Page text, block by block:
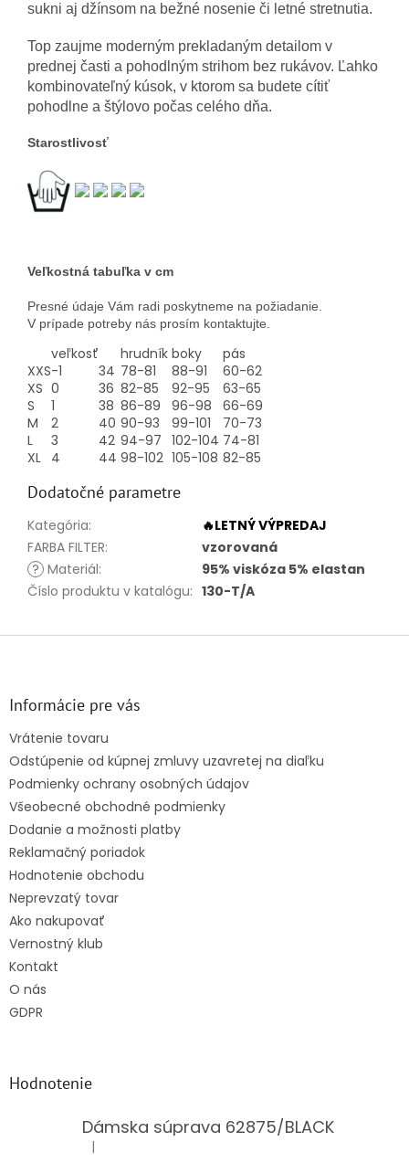
sukni aj džínsom na bežné nosenie či letné stretnutia.
Top zaujme moderným prekladaným detailom v
prednej časti a pohodlným strihom bez rukávov. Ľahko
kombinovateľný kúsok, v ktorom sa budete cítiť
pohodlne a štýlovo počas celého dňa.
Starostlivosť
Veľkostná tabuľka v cm
Presné údaje Vám radi poskytneme na požiadanie.
V prípade potreby nás prosím kontaktujte.
veľkosť hrudník boky
pás
XXS-1 34 78-81 88-91
60-62
XS 0 36 82-85 92-95
63-65
S
1 38 86-89 96-98
66-69
M
2 40 90-93 99-101
70-73
L
3 42 94-97 102-104 74-81
XL 4 44 98-102 105-108 82-85
Dodatočné parametre
Kategória:
🔥LETNÝ VÝPREDAJ
FARBA FILTER:
vzorovaná
? Materiál:
95% viskóza 5% elastan
Číslo produktu v katalógu: 130-T/A
Z
Informácie pre vás
Vrátenie tovaru
Odstúpenie od kúpnej zmluvy uzavretej na diaľku
Podmienky ochrany osobných údajov
Všeobecné obchodné podmienky
Dodanie a možnosti platby
Reklamačný poriadok
Hodnotenie obchodu
Neprevzatý tovar
Ako nakupovať
Vernostný klub
Kontakt
O nás
GDPR
Hodnotenie
Dámska súprava 62875/BLACK
Hodnotenie produktu je 5 z 5 hviezdičiek.
|